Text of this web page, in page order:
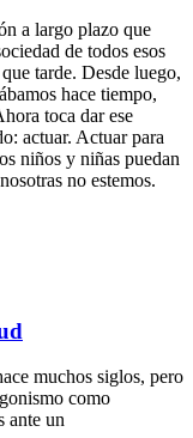
a largo plazo que
de todos esos
tarde. Desde luego,
hace tiempo,
toca dar ese
actuar. Actuar para
niños y niñas puedan
no estemos.
muchos siglos, pero
como
ante un